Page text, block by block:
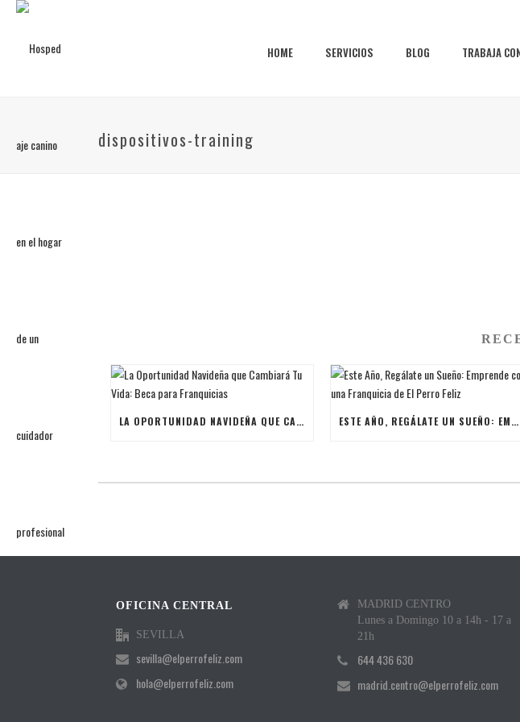
HOME SERVICIOS BLOG TRABAJA
dispositivos-training
LA OPORTUNIDAD NAVIDEÑA QUE CAMBIARÁ TU VIDA: BECA PARA FRANQUICIAS ESTE AÑO, REGÁLATE UN SUEÑO: EMPRENDE CON UNA FRANQUICIA DE EL PERRO FELIZ
OFICINA CENTRAL
SEVILLA
sevilla@elperrofeliz.com
hola@elperrofeliz.com
MADRID CENTRO
Lunes a Domingo 10 a 14h - 17 a
21h
644 436 630
madrid.centro@elperrofeliz.com